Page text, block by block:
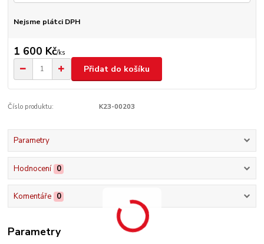
Nejsme plátci DPH
1 600 Kč/ks
Přidat do košíku
Číslo produktu: K23-00203
Parametry
Hodnocení 0
Komentáře 0
Parametry